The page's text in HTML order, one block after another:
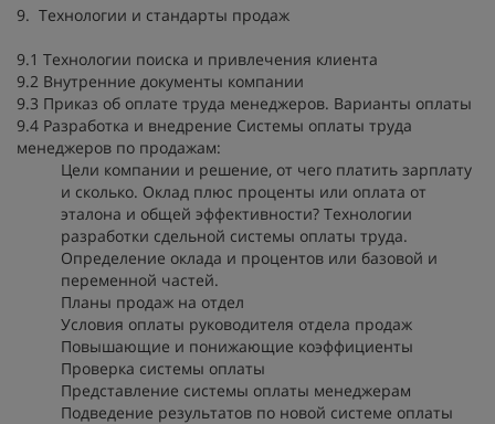
9. Технологии и стандарты продаж
9.1 Технологии поиска и привлечения клиента
9.2 Внутренние документы компании
9.3 Приказ об оплате труда менеджеров. Варианты оплаты
9.4 Разработка и внедрение Системы оплаты труда
менеджеров по продажам:
Цели компании и решение, от чего платить зарплату
и сколько. Оклад плюс проценты или оплата от
эталона и общей эффективности? Технологии
разработки сдельной системы оплаты труда.
Определение оклада и процентов или базовой и
переменной частей.
Планы продаж на отдел
Условия оплаты руководителя отдела продаж
Повышающие и понижающие коэффициенты
Проверка системы оплаты
Представление системы оплаты менеджерам
Подведение результатов по новой системе оплаты